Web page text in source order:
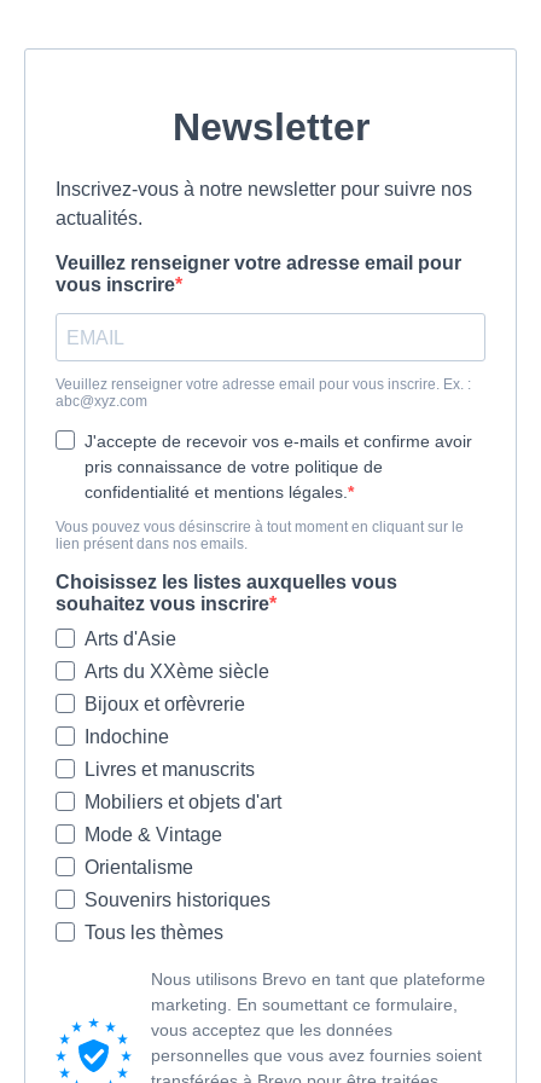
Newsletter
Inscrivez-vous à notre newsletter pour suivre nos
actualités.
Veuillez renseigner votre adresse email pour
vous inscrire
Veuillez renseigner votre adresse email pour vous inscrire. Ex. :
abc@xyz.com
J'accepte de recevoir vos e-mails et confirme avoir
pris connaissance de votre politique de
confidentialité et mentions légales.
Vous pouvez vous désinscrire à tout moment en cliquant sur le
lien présent dans nos emails.
Choisissez les listes auxquelles vous
souhaitez vous inscrire
Arts d'Asie
Arts du XXème siècle
Bijoux et orfèvrerie
Indochine
Livres et manuscrits
Mobiliers et objets d'art
Mode & Vintage
Orientalisme
Souvenirs historiques
Tous les thèmes
Nous utilisons Brevo en tant que plateforme
marketing. En soumettant ce formulaire,
vous acceptez que les données
personnelles que vous avez fournies soient